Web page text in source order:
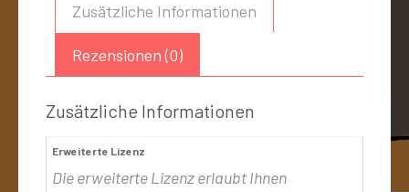
Zusätzliche Informationen
Rezensionen (0)
Zusätzliche Informationen
Erweiterte Lizenz
Die erweiterte Lizenz erlaubt Ihnen